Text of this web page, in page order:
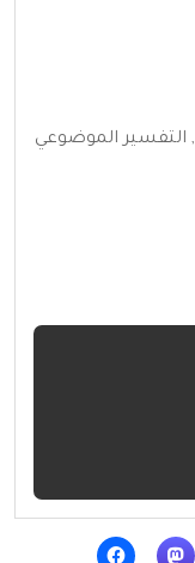
, التفسير الموضوعي